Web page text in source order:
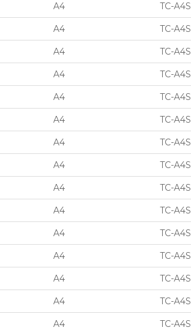
A4 TC-A4S
A4 TC-A4S
A4 TC-A4S
A4 TC-A4S
A4 TC-A4S
A4 TC-A4S
A4 TC-A4S
A4 TC-A4S
A4 TC-A4S
A4 TC-A4S
A4 TC-A4S
A4 TC-A4S
A4 TC-A4S
A4 TC-A4S
A4 TC-A4S